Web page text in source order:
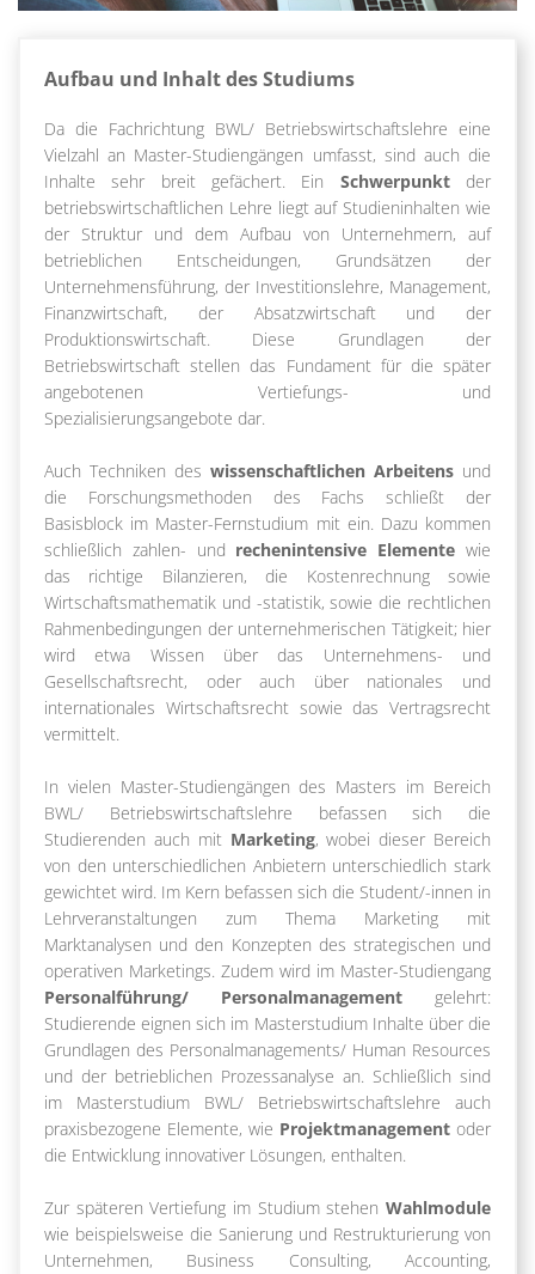
Aufbau und Inhalt des Studiums
Da die Fachrichtung BWL/ Betriebswirtschaftslehre eine
Vielzahl an Master-Studiengängen umfasst, sind auch die
Inhalte sehr breit gefächert. Ein Schwerpunktder
betriebswirtschaftlichen Lehre liegt auf Studieninhalten wie
der Struktur und dem Aufbau von Unternehmern, auf
betrieblichen Entscheidungen, Grundsätzen der
Unternehmensführung, der Investitionslehre, Management,
Finanzwirtschaft, der Absatzwirtschaft und der
Produktionswirtschaft. Diese Grundlagen der
Betriebswirtschaft stellen das Fundament für die später
angebotenen Vertiefungs- und
Spezialisierungsangebote dar.
Auch Techniken des wissenschaftlichen Arbeitens und
die Forschungsmethoden des Fachs schließt der
Basisblock im Master-Fernstudium mit ein. Dazu kommen
schließlich zahlen- und rechenintensive Elemente wie
das richtige Bilanzieren, die Kostenrechnung sowie
Wirtschaftsmathematik und -statistik, sowie die rechtlichen
Rahmenbedingungen der unternehmerischen Tätigkeit; hier
wird etwa Wissen über das Unternehmens- und
Gesellschaftsrecht, oder auch über nationales und
internationales Wirtschaftsrecht sowie das Vertragsrecht
vermittelt.
In vielen Master-Studiengängen des Masters im Bereich
BWL/ Betriebswirtschaftslehre befassen sich die
Studierenden auch mit Marketing, wobei dieser Bereich
von den unterschiedlichen Anbietern unterschiedlich stark
gewichtet wird. Im Kern befassen sich die Student/-innen in
Lehrveranstaltungen zum Thema Marketing mit
Marktanalysen und den Konzepten des strategischen und
operativen Marketings. Zudem wird im Master-Studiengang
Personalführung/ Personalmanagement gelehrt:
Studierende eignen sich im Masterstudium Inhalte über die
Grundlagen des Personalmanagements/ Human Resources
und der betrieblichen Prozessanalyse an. Schließlich sind
im Masterstudium BWL/ Betriebswirtschaftslehre auch
praxisbezogene Elemente, wie Projektmanagement oder
die Entwicklung innovativer Lösungen, enthalten.
Zur späteren Vertiefung im Studium stehen Wahlmodule
wie beispielsweise die Sanierung und Restrukturierung von
Unternehmen, Business Consulting, Accounting,